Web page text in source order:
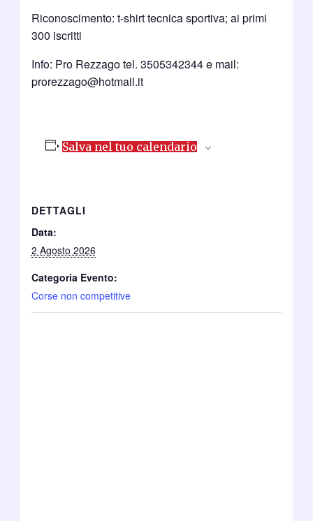
Riconoscimento: t-shirt tecnica sportiva; ai primi
300 iscritti
Info: Pro Rezzago tel. 3505342344 e mail:
prorezzago@hotmail.it
Salva nel tuo calendario
DETTAGLI
Data:
2 Agosto 2026
Categoria Evento:
Corse non competitive